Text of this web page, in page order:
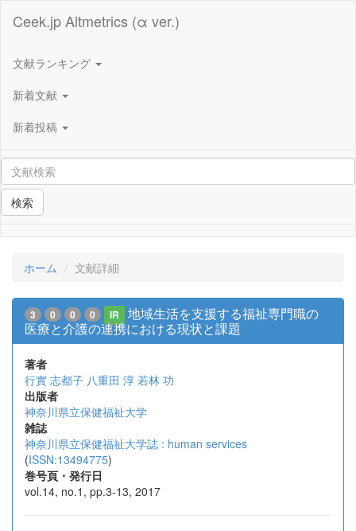
Ceek.jp Altmetrics (α ver.)
文献ランキング
新着文献
新着投稿
検索
ホーム 文献詳細
3 0 0 0 IR
地域生活を支援する福祉専門職の
医療と介護の連携における現状と課題
著者
行實 志都子 八重田 淳 若林 功
出版者
神奈川県立保健福祉大学
雑誌
神奈川県立保健福祉大学誌 : human services
(ISSN:13494775)
巻号頁・発行日
vol.14, no.1, pp.3-13, 2017